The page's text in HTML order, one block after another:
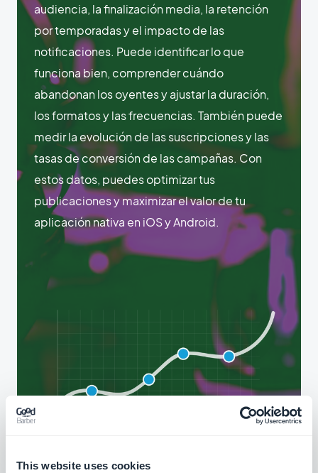
This website uses cookies
audiencia, la finalización media, la retención
por temporadas y el impacto de las
notificaciones. Puede identificar lo que
funciona bien, comprender cuándo
abandonan los oyentes y ajustar la duración,
los formatos y las frecuencias. También puede
medir la evolución de las suscripciones y las
tasas de conversión de las campañas. Con
estos datos, puedes optimizar tus
publicaciones y maximizar el valor de tu
aplicación nativa en iOS y Android.